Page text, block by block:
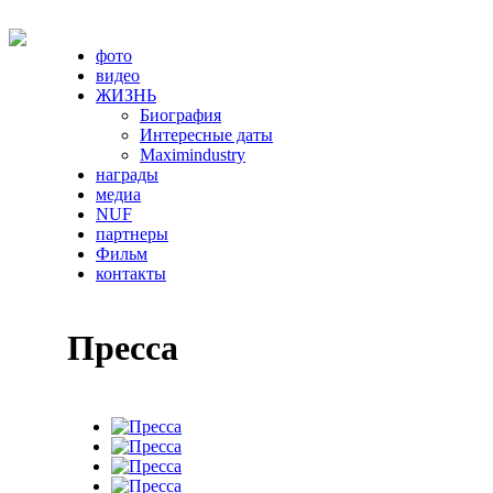
фото
видео
ЖИЗНЬ
Биография
Интересные даты
Maximindustry
награды
медиа
NUF
партнеры
Фильм
контакты
Пресса